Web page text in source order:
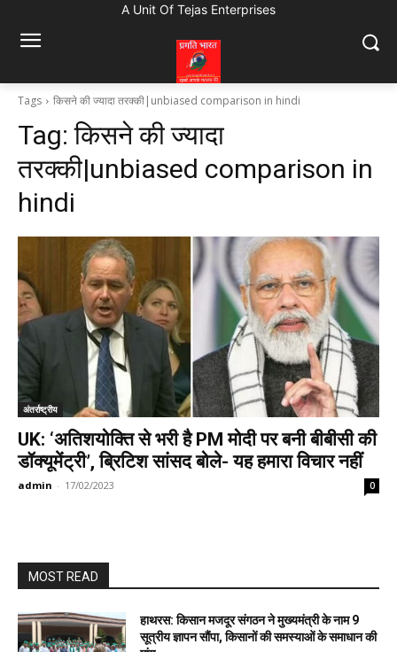
A Unit Of Tejas Enterprises
Tags किसने की ज्यादा तरक्की|unbiased comparison in hindi
Tag:किसने की ज्यादा
तरक्की|unbiased comparison in
hindi
अंतर्राष्ट्रीय
UK: ‘अतिशयोक्ति से भरी है PM मोदी पर बनी बीबीसी की
डॉक्यूमेंट्री’, ब्रिटिश सांसद बोले- यह हमारा विचार नहीं
admin - 17/02/2023 0
MOST READ
हाथरस: किसान मजदूर संगठन ने मुख्यमंत्री के नाम 9
सूत्रीय ज्ञापन सौंपा, किसानों की समस्याओं के समाधान की